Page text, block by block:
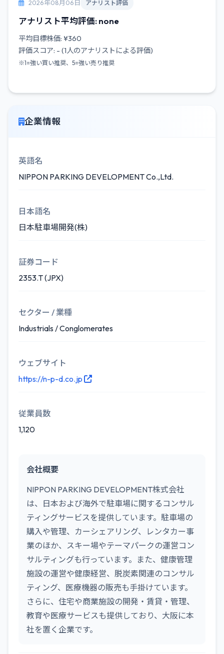
2026年08月06日 アナリスト評価
アナリスト平均評価: none
平均目標株価: ¥360
評価スコア: - (1人のアナリストによる評価)
※1=強い買い推奨、5=強い売り推奨
企業情報
英語名
NIPPON PARKING DEVELOPMENT Co.,Ltd.
日本語名
日本駐車場開発(株)
証券コード
2353.T (JPX)
セクター / 業種
Industrials / Conglomerates
ウェブサイト
https://n-p-d.co.jp
従業員数
1,120
会社概要
NIPPON PARKING DEVELOPMENT株式会社
は、日本および海外で駐車場に関するコンサル
ティングサービスを提供しています。駐車場の
購入や管理、カーシェアリング、レンタカー事
業のほか、スキー場やテーマパークの運営コン
サルティングも行っています。また、健康管理
施設の運営や健康経営、脱炭素関連のコンサル
ティング、医療機器の販売も手掛けています。
さらに、住宅や商業施設の開発・賃貸・管理、
教育や医療サービスも提供しており、大阪に本
社を置く企業です。